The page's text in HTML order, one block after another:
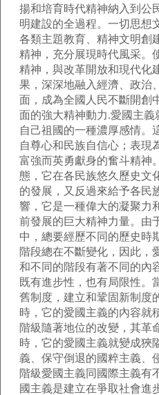
揚和培育時代精神納入到公
明建設的全過程。一切思想
各類主題教育、精神文明創
精神，充分展現時代風采。
精神，與改革開放和現代化
果，深深地融入經濟、政治
面，成為全國人民不斷開創
面的強大精神動力.愛國主
自己祖國的一種濃厚感情。
自尊心和民族自信心；表現
富強而英勇獻身的奮斗精神
態，它在各民族悠久歷史文
的發展，又反過來給予各民
響，它是一種偉大的凝聚力
前發展的巨大精神力量。由
中，總要經歷不同的歷史時
階段總在不斷變化，因此，
和不同的階段有著不同的內
既有進步性，也有局限性。
舊制度，建立和鞏固新制度
時，它的愛國主義的內容就
階級隨著地位的改變，其革
時，它的愛國主義就變成狹
義、保守倒退的國粹主義、
階級愛國主義同國際主義有
國主義是建立在爭取社會進